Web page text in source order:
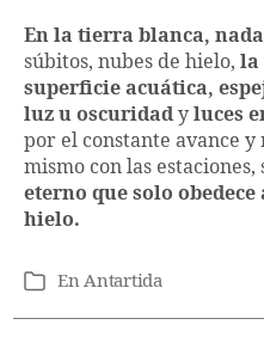
En la tierra blanca,
súbitos, nubes de hielo, la
superficie acuática,
luz u oscuridady luces
por el constante avance
mismo con las estaciones,
eterno que solo
hielo.
Categorías
EnAntartida